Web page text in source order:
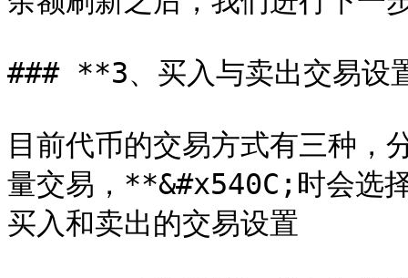
### **3、买入与卖出交易设
目前代币的交易方式有三种
量交易，**&#x540C;时会选
买入和卖出的交易设置